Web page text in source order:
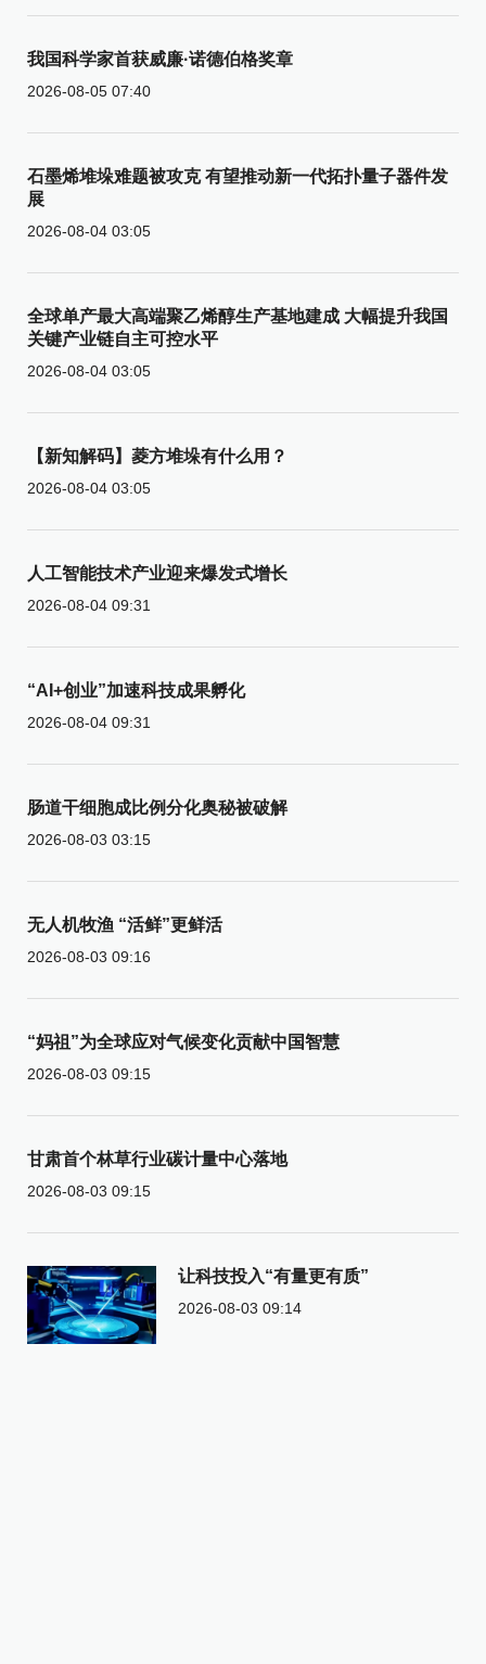
我国科学家首获威廉·诺德伯格奖章
2026-08-05 07:40
石墨烯堆垛难题被攻克 有望推动新一代拓扑量子器件发
展
2026-08-04 03:05
全球单产最大高端聚乙烯醇生产基地建成 大幅提升我国
关键产业链自主可控水平
2026-08-04 03:05
【新知解码】菱方堆垛有什么用？
2026-08-04 03:05
人工智能技术产业迎来爆发式增长
2026-08-04 09:31
“AI+创业”加速科技成果孵化
2026-08-04 09:31
肠道干细胞成比例分化奥秘被破解
2026-08-03 03:15
无人机牧渔 “活鲜”更鲜活
2026-08-03 09:16
“妈祖”为全球应对气候变化贡献中国智慧
2026-08-03 09:15
甘肃首个林草行业碳计量中心落地
2026-08-03 09:15
让科技投入“有量更有质”
2026-08-03 09:14